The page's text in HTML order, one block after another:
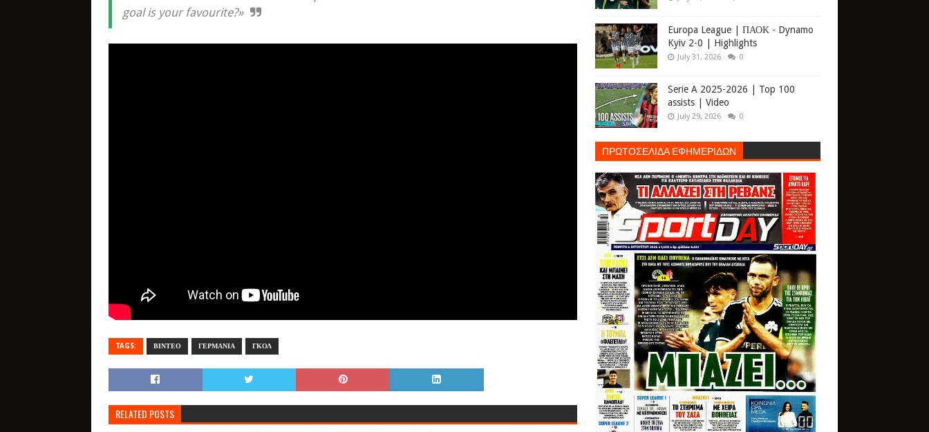
goal is your favourite?»
TAGS: ΒΙΝΤΕΟ ΓΕΡΜΑΝΙΑ ΓΚΟΛ
RELATED POSTS
Europa League | ΠΑΟΚ - Dynamo
Kyiv 2-0 | Highlights
July 31, 2026 0
Serie A 2025-2026 | Top 100
assists | Video
July 29, 2026 0
ΠΡΩΤΟΣΕΛΙΔΑ ΕΦΗΜΕΡΙΔΩΝ